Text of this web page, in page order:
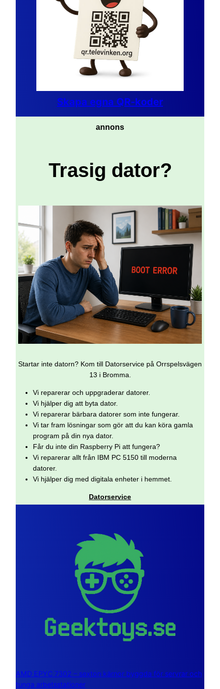
Skapa egna QR-koder
annons
Trasig dator?
Startar inte datorn? Kom till Datorservice på Orrspelsvägen
13 i Bromma.
Vi reparerar och uppgraderar datorer.
Vi hjälper dig att byta dator.
Vi reparerar bärbara datorer som inte fungerar.
Vi tar fram lösningar som gör att du kan köra gamla
program på din nya dator.
Får du inte din Raspberry Pi att fungera?
Vi reparerar allt från IBM PC 5150 till moderna
datorer.
Vi hjälper dig med digitala enheter i hemmet.
Datorservice
AMD EPYC 7302 – sexton kärnor byggda för servrar och
tunga arbetsstationer